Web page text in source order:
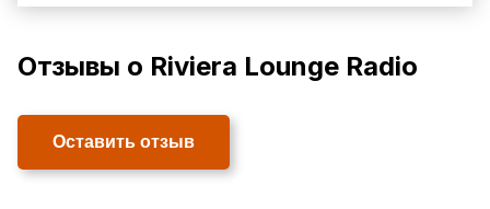
Отзывы о Riviera Lounge Radio
Оставить отзыв